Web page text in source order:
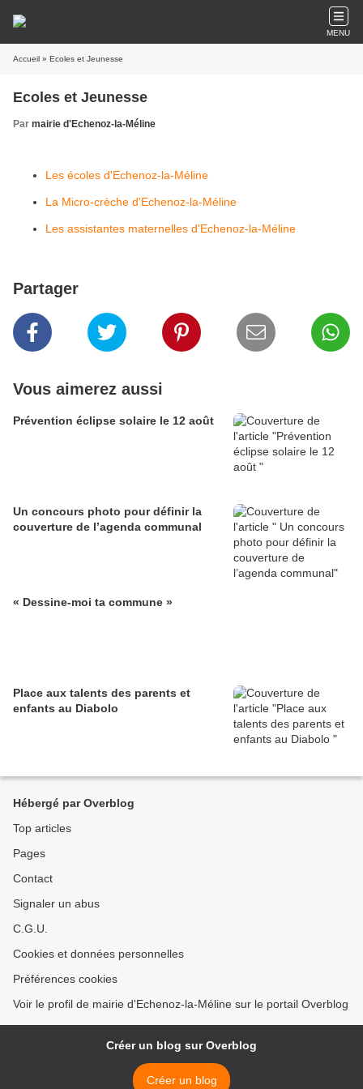
MENU
Accueil » Ecoles et Jeunesse
Ecoles et Jeunesse
Par mairie d'Echenoz-la-Méline
Les écoles d'Echenoz-la-Méline
La Micro-crèche d'Echenoz-la-Méline
Les assistantes maternelles d'Echenoz-la-Méline
Partager
Vous aimerez aussi
Prévention éclipse solaire le 12 août
Un concours photo pour définir la
couverture de l’agenda communal
« Dessine-moi ta commune »
Place aux talents des parents et
enfants au Diabolo
Hébergé par Overblog
Top articles
Pages
Contact
Signaler un abus
C.G.U.
Cookies et données personnelles
Préférences cookies
Voir le profil de mairie d'Echenoz-la-Méline sur le portail Overblog
Créer un blog sur Overblog
Créer un blog